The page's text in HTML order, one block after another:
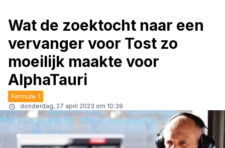
Wat de zoektocht naar een
vervanger voor Tost zo
moeilijk maakte voor
AlphaTauri
Formule 1
donderdag, 27 april 2023 om 10:39